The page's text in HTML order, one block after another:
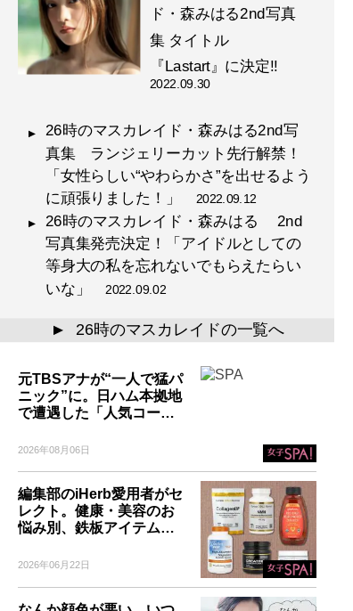
ド・森みはる2nd写真
集 タイトル
『Lastart』に決定!!
2022.09.30
26時のマスカレイド・森みはる2nd写
真集 ランジェリーカット先行解禁！
「女性らしい“やわらかさ”を出せるよう
に頑張りました！」 2022.09.12
26時のマスカレイド・森みはる 2nd
写真集発売決定！「アイドルとしての
等身大の私を忘れないでもらえたらい
いな」
2022.09.02
▲ 26時のマスカレイドの一覧へ
元TBSアナが“一人で猛パ
ニック”に。日ハム本拠地
で遭遇した「人気コー…
2026年08月06日
編集部のiHerb愛用者がセ
レクト。健康・美容のお
悩み別、鉄板アイテム…
2026年06月22日